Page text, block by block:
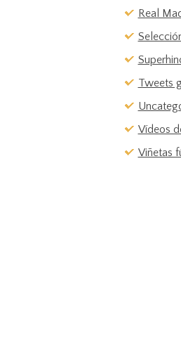
Real
Tweets
Vídeos
Viñetas